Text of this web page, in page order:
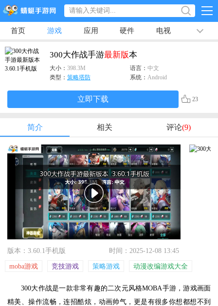
首页 游戏 应用 硬件 电视 排行榜
专题
300大作战手游最新版本
大小： 398.3M 语言： 中文
类型： 策略塔防 系统： Android
立即下载 23
简介 相关 评论(9)
版本：3.60.1手机版 时间：2025-12-08 13:45
moba游戏 竞技游戏 策略游戏 动漫改编游戏大全
300大作战是一款非常有趣的二次元风格MOBA手游，游戏画面
精美、操作流畅，连招酷炫，动画帅气，更是有很多你想都想不到